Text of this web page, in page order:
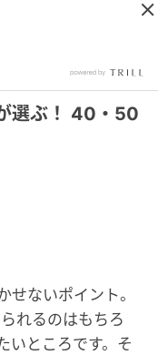
選ぶ！ 40・50
ないポイント。
れるのはもちろ
いところです。そ